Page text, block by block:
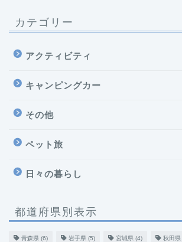
カテゴリー
アクティビティ
キャンピングカー
その他
ペット旅
日々の暮らし
都道府県別表示
青森県 (6) 岩手県 (5) 宮城県 (4) 秋田県